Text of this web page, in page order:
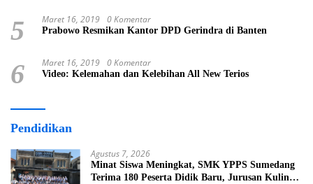
5 Maret 16, 2019 0 Komentar
Prabowo Resmikan Kantor DPD Gerindra di Banten
6 Maret 16, 2019 0 Komentar
Video: Kelemahan dan Kelebihan All New Terios
Pendidikan
Agustus 7, 2026
Minat Siswa Meningkat, SMK YPPS Sumedang
Terima 180 Peserta Didik Baru, Jurusan Kuliner